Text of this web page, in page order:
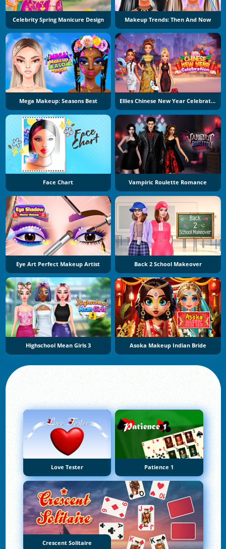
Celebrity Spring Manicure Design Makeup Trends: Then And Now
Mega Makeup: Seasons Best Ellies Chinese New Year Celebration
Face Chart Vampiric Roulette Romance
Eye Art Perfect Makeup Artist Back 2 School Makeover
Highschool Mean Girls 3 Asoka Makeup Indian Bride
Love Tester Patience 1
Crescent Solitaire